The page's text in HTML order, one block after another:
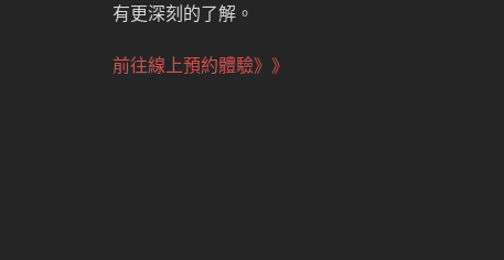
有更深刻的了解。
前往線上預約體驗》》